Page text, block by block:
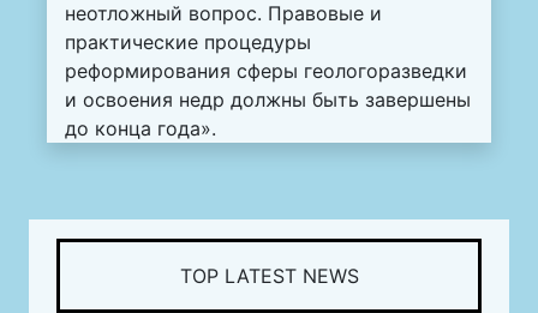
неотложный вопрос. Правовые и
практические процедуры
реформирования сферы геологоразведки
и освоения недр должны быть завершены
до конца года».
TOP LATEST NEWS